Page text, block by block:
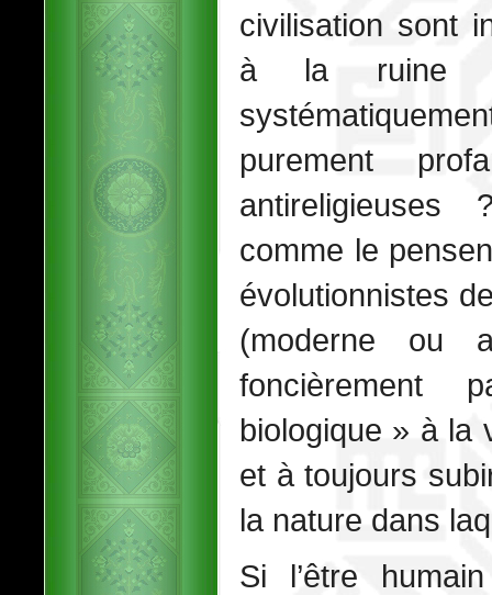
civilisation sont
à la ruine
purement
comme le
évolutionnistes
(moderne ou
foncièrement
biologique » à la
et à toujours
la nature dans
Si l’être